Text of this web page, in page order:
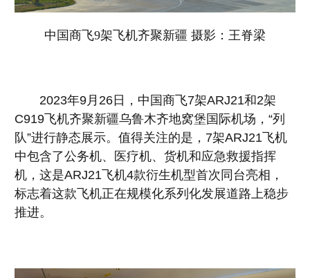
中国商飞9架飞机齐聚新疆 摄影：王脊梁
2023年9月26日，中国商飞7架ARJ21和2架
C919飞机齐聚新疆乌鲁木齐地窝堡国际机场，“列
队”进行静态展示。值得关注的是，7架ARJ21飞机
中包含了公务机、医疗机、货机和应急救援指挥
机，这是ARJ21飞机4款衍生机型首次同台亮相，
标志着这款飞机正在规模化系列化发展道路上稳步
推进。